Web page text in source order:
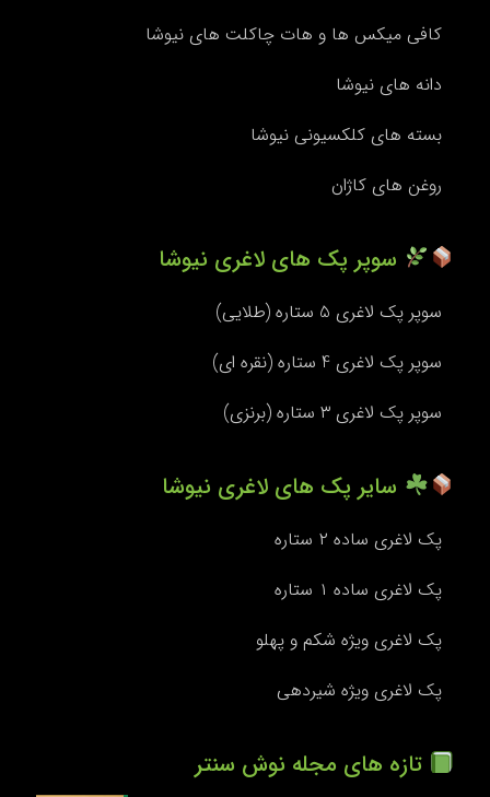
کافی میکس ها و هات چاکلت های نیوشا
دانه های نیوشا
بسته های کلکسیونی نیوشا
روغن های کاژان
سوپر پک های لاغری نیوشا
سوپر پک لاغری 5 ستاره (طلایی)
سوپر پک لاغری 4 ستاره (نقره ای)
سوپر پک لاغری ۳ ستاره (برنزی)
سایر پک های لاغری نیوشا
پک لاغری ساده ۲ ستاره
پک لاغری ساده ۱ ستاره
پک لاغری ویژه شکم و پهلو
پک لاغری ویژه شیردهی
تازه های مجله نوش سنتر